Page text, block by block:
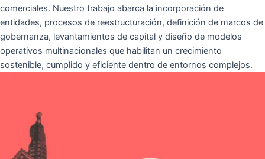
comerciales. Nuestro trabajo abarca la incorporación de
entidades, procesos de reestructuración, definición de marcos de
gobernanza, levantamientos de capital y diseño de modelos
operativos multinacionales que habilitan un crecimiento
sostenible, cumplido y eficiente dentro de entornos complejos.